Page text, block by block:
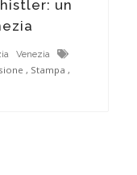
un
Venezia
, Stampa ,